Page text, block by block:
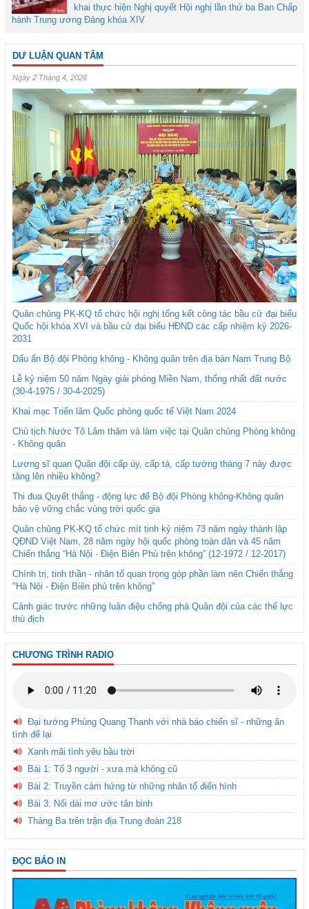
khai thực hiện Nghị quyết Hội nghị lần thứ ba Ban Chấp
hành Trung ương Đảng khóa XIV
DƯ LUẬN QUAN TÂM
Ngày 2 Tháng 4, 2026
Quân chủng PK-KQ tổ chức hội nghị tổng kết công tác bầu cử đại biểu
Quốc hội khóa XVI và bầu cử đại biểu HĐND các cấp nhiệm kỳ 2026-
2031
Dấu ấn Bộ đội Phòng không - Không quân trên địa bàn Nam Trung Bộ
Lễ kỷ niệm 50 năm Ngày giải phóng Miền Nam, thống nhất đất nước
(30-4-1975 / 30-4-2025)
Khai mạc Triển lãm Quốc phòng quốc tế Việt Nam 2024
Chủ tịch Nước Tô Lâm thăm và làm việc tại Quân chủng Phòng không
- Không quân
Lương sĩ quan Quân đội cấp úy, cấp tá, cấp tướng tháng 7 này được
tăng lên nhiều không?
Thi đua Quyết thắng - động lực để Bộ đội Phòng không-Không quân
bảo vệ vững chắc vùng trời quốc gia
Quân chủng PK-KQ tổ chức mít tinh kỷ niệm 73 năm ngày thành lập
QĐND Việt Nam, 28 năm ngày hội quốc phòng toàn dân và 45 năm
Chiến thắng “Hà Nội - Điện Biên Phủ trên không” (12-1972 / 12-2017)
Chính trị, tinh thần - nhân tố quan trọng góp phần làm nên Chiến thắng
"Hà Nội - Điện Biên phủ trên không"
Cảnh giác trước những luận điệu chống phá Quân đội của các thế lực
thù địch
CHƯƠNG TRÌNH RADIO
Đại tướng Phùng Quang Thanh với nhà báo chiến sĩ - những ân
tình để lại
Xanh mãi tình yêu bầu trời
Bài 1: Tổ 3 người - xưa mà không cũ
Bài 2: Truyền cảm hứng từ những nhân tố điển hình
Bài 3: Nối dài mơ ước tân binh
Tháng Ba trên trận địa Trung đoàn 218
ĐỌC BÁO IN